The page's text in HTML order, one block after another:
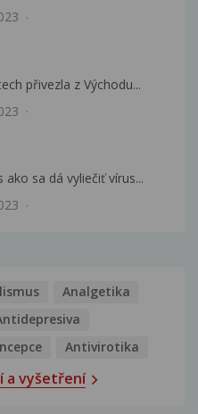
přivezla z Východu...
sa dá vyliečiť vírus...
Analgetika
Antivirotika
a vyšetření